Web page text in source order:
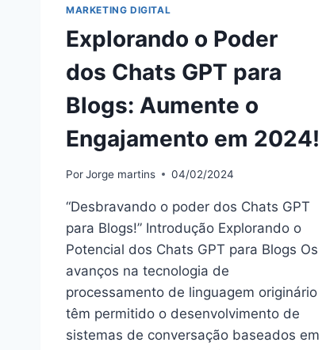
MARKETING DIGITAL
Explorando o Poder
dos Chats GPT para
Blogs: Aumente o
Engajamento em 2024!
PorJorge martins 04/02/2024
“Desbravando o poder dos Chats GPT
para Blogs!” Introdução Explorando o
Potencial dos Chats GPT para Blogs Os
avanços na tecnologia de
processamento de linguagem originário
têm permitido o desenvolvimento de
sistemas de conversação baseados em